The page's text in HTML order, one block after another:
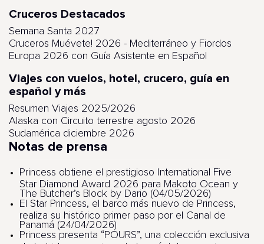
Cruceros Destacados
Semana Santa 2027
Cruceros Muévete! 2026 - Mediterráneo y Fiordos
Europa 2026 con Guía Asistente en Español
Viajes con vuelos, hotel, crucero, guía en
español y más
Resumen Viajes 2025/2026
Alaska con Circuito terrestre agosto 2026
Sudamérica diciembre 2026
Notas de prensa
Princess obtiene el prestigioso International Five
Star Diamond Award 2026 para Makoto Ocean y
The Butcher’s Block by Dario (04/05/2026)
El Star Princess, el barco más nuevo de Princess,
realiza su histórico primer paso por el Canal de
Panamá (24/04/2026)
Princess presenta “POURS”, una colección exclusiva